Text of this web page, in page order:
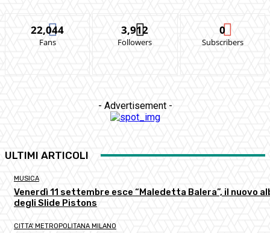
22,044
Fans
3,912
Followers
0
Subscribers
- Advertisement -
ULTIMI ARTICOLI
MUSICA
Venerdì 11 settembre esce “Maledetta Balera”, il nuovo
degli Slide Pistons
CITTA' METROPOLITANA MILANO